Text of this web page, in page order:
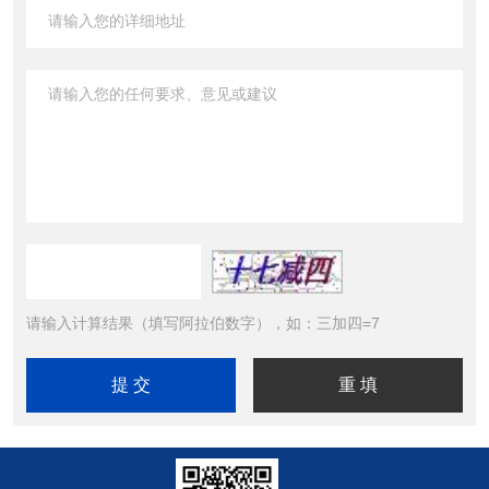
请输入计算结果（填写阿拉伯数字），如：三加四=7